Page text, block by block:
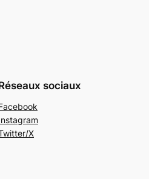
sociaux
X